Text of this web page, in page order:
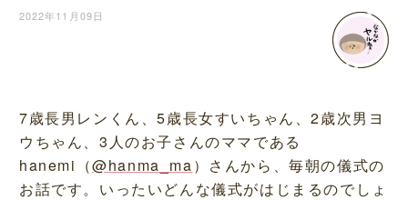
2022年11月09日
7歳長男レンくん、5歳長女すいちゃん、2歳次男ヨ
ウちゃん、3人のお子さんのママである
hanemi（@hanma_ma）さんから、毎朝の儀式の
お話です。いったいどんな儀式がはじまるのでしょ